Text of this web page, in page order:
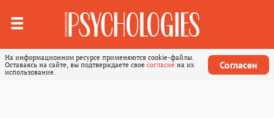
На информационном ресурсе применяются cookie-файлы.
Оставаясь на сайте, вы подтверждаете свое согласие на их
использование.
Согласен